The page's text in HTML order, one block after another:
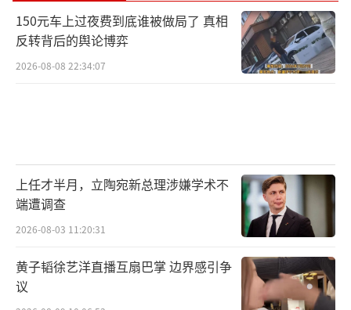
150元车上过夜费到底谁被做局了 真相
反转背后的舆论博弈
2026-08-08 22:34:07
上任才半月，立陶宛新总理涉嫌学术不
端遭调查
2026-08-03 11:20:31
黄子韬徐艺洋直播互扇巴掌 边界感引争
议